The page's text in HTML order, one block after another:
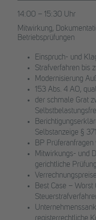
14:00 – 15:30 Uhr
Mitwirkung,
Betriebsprüfungen
Einspruch- und
Strafverfahren bis
Modernisierung
153 Abs. 4 AO,
der schmale Grat
Selbstanzeige §
BP Prüferanfragen
Mitwirkungs- und
gerichtliche Prüfung
Best Case –
registerrechtliche